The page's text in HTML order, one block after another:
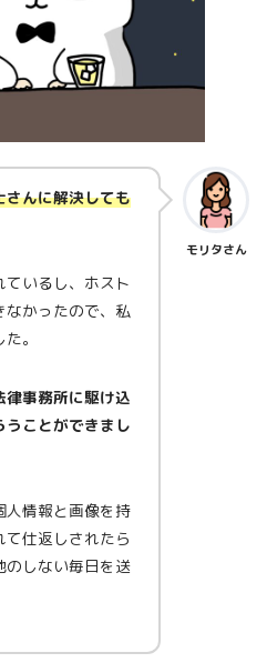
さんに解決しても
ているし、ホスト
なかったので、私
。
律事務所に駆け込
うことができまし
人情報と画像を持
仕返しされたら
のしない毎日を送
モリタさん